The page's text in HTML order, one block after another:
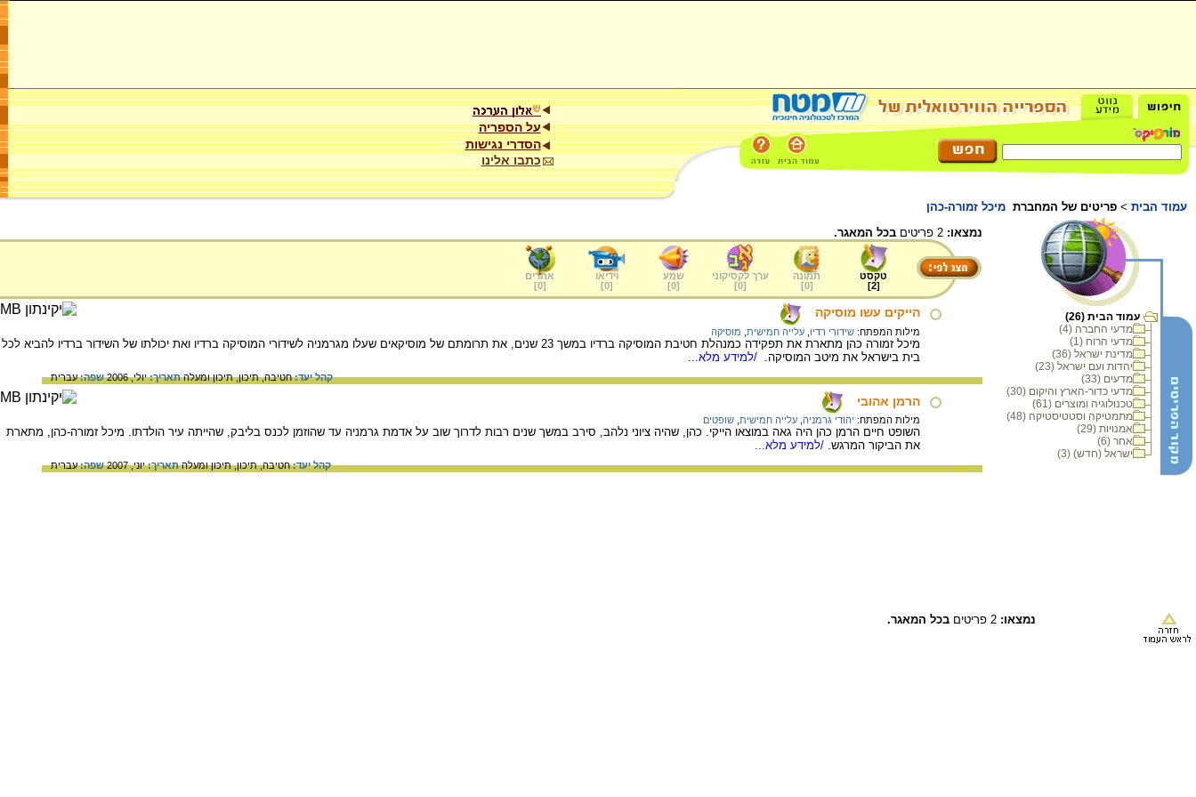
על הספריה
הסדרי נגישות
כתבו אלינו
עמוד הבית > פריטים של המחברת מיכל זמורה-כהן
עמוד הבית (26)
מדעי החברה (4)
מדעי הרוח (1)
מדינת ישראל (36)
יהדות ועם ישראל (23)
מדעים (33)
מדעי כדור-הארץ והיקום (30)
טכנולוגיה ומוצרים (61)
מתמטיקה וסטטיסטיקה (48)
אמנויות (29)
אחר (6)
ישראל (חדש) (3)
נמצאו: בכל המאגר.
טקסט
[
2
]
תמונה
[
0
]
ערך לקסיקוני
[
0
]
שמע
[
0
]
וידיאו
[
0
]
אתרים
[
0
]
הייקים עשו מוסיקה
מילות המפתח: שידורי רדיו עלייה חמישית מוסיקה
מיכל זמורה כהן מתארת את תפקידה כמנהלת חטיבת המוסיקה ברדיו במשך 23 שנים, את תרומתם של מוסיקאים שעלו מגרמניה לשידורי המוסיקה ברדיו ואת יכולתו של השידור ברדיו להביא לכל
בית בישראל את מיטב המוסיקה. /למידע מלא...
קהל יעד:חטיבה,תיכון,תיכון ומעלהתאריך:יולי, 2006 שפה:עברית
הרמן אהובי
מילות המפתח: יהודי גרמניה עלייה חמישית שופטים
השופט חיים הרמן כהן היה גאה במוצאו הייקי. כהן, שהיה ציוני נלהב, סירב במשך שנים רבות לדרוך שוב על אדמת גרמניה עד שהוזמן לכנס בליבק, שהייתה עיר הולדתו. מיכל זמורה-כהן, מתארת
את הביקור המרגש. /למידע מלא...
קהל יעד:חטיבה,תיכון,תיכון ומעלהתאריך:יוני, 2007 שפה:עברית
נמצאו: בכל המאגר.